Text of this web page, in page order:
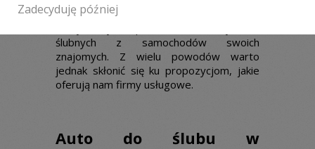
elementów dekoracyjnych. Zdarza się, że
ślubnych z samochodów swoich
znajomych. Z wielu powodów warto
jednak skłonić się ku propozycjom, jakie
oferują nam firmy usługowe.
Auto do ślubu w
Zadecyduję później